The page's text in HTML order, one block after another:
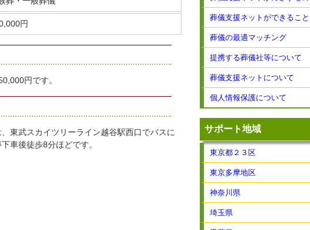
円
円です。
東武スカイツリーライン越谷駅西口でバスに
車後徒歩8分ほどです。
葬儀支援ネットができること
葬儀の最適マッチング
提携する葬儀社等について
葬儀支援ネットについて
個人情報保護について
サポート地域
東京都２３区
東京多摩地区
神奈川県
埼玉県